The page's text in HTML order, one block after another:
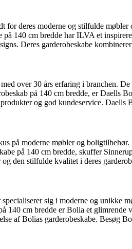
for deres moderne og stilfulde
140 cm bredde har ILVA et
Deres garderobeskabe
over 30 års erfaring i branchen.
på 140 cm bredde, er Daells
og god kundeservice.
på moderne møbler og
på 140 cm bredde, skuffer
den stilfulde kvalitet i deres
sig i moderne og unikke
140 cm bredde er Bolia et
af Bolias garderobeskabe. Besøg